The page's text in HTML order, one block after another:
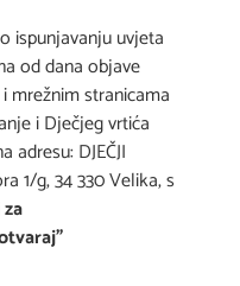
ispunjavanju uvjeta
od dana objave
mrežnim stranicama
i Dječjeg vrtića
adresu: DJEČJI
1/g, 34 330 Velika, s